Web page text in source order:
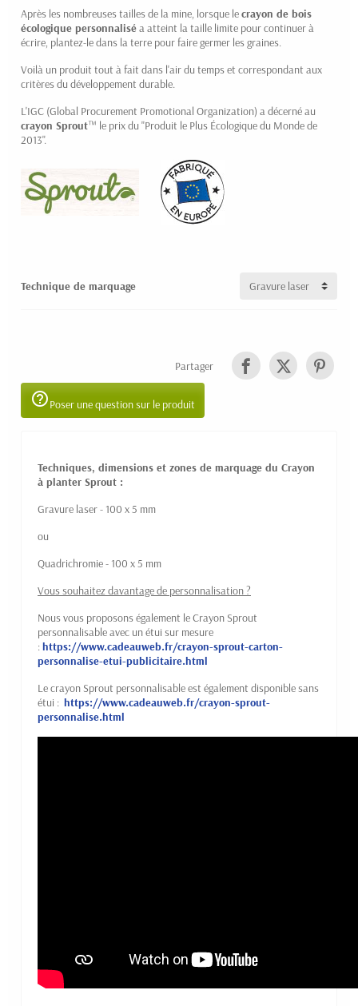
Après les nombreuses tailles de la mine, lorsque lecrayon de bois
écologique personnaliséa atteint la taille limite pour continuer à
écrire, plantez-le dans la terre pour faire germer les graines.
Voilà un produit tout à fait dans l'air du temps et correspondant aux
critères du développement durable.
L'IGC (Global Procurement Promotional Organization) a décerné au
crayon Sprout™ le prix du "Produit le Plus Écologique du Monde de
2013".
Technique de marquage
Partager
help_outlinePoser une question sur le produit
Techniques, dimensions et zones de marquage du Crayon
à planter Sprout :
Gravure laser - 100 x 5 mm
ou
Quadrichromie - 100 x 5 mm
Vous souhaitez davantage de personnalisation ?
Nous vous proposons également le Crayon Sprout
personnalisable avec un étui sur mesure
:https://www.cadeauweb.fr/crayon-sprout-carton-
personnalise-etui-publicitaire.html
Le crayon Sprout personnalisable est également disponible sans
étui : https://www.cadeauweb.fr/crayon-sprout-
personnalise.html